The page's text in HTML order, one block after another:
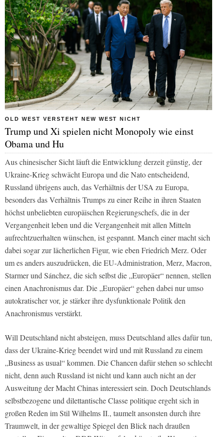
OLD WEST VERSTEHT NEW WEST NICHT
Trump und Xi spielen nicht Monopoly wie einst
Obama und Hu
Aus chinesischer Sicht läuft die Entwicklung derzeit günstig, der
Ukraine-Krieg schwächt Europa und die Nato entscheidend,
Russland übrigens auch, das Verhältnis der USA zu Europa,
besonders das Verhältnis Trumps zu einer Reihe in ihren Staaten
höchst unbeliebten europäischen Regierungschefs, die in der
Vergangenheit leben und die Vergangenheit mit allen Mitteln
aufrechtzuerhalten wünschen, ist gespannt. Manch einer macht sich
dabei sogar zur lächerlichen Figur, wie eben Friedrich Merz. Oder
um es anders auszudrücken, die EU-Administration, Merz, Macron,
Starmer und Sánchez, die sich selbst die „Europäer“ nennen, stellen
einen Anachronismus dar. Die „Europäer“ gehen dabei nur umso
autokratischer vor, je stärker ihre dysfunktionale Politik den
Anachronismus verstärkt.
Will Deutschland nicht absteigen, muss Deutschland alles dafür tun,
dass der Ukraine-Krieg beendet wird und mit Russland zu einem
„Business as usual“ kommen. Die Chancen dafür stehen so schlecht
nicht, denn auch Russland ist nicht und kann auch nicht an der
Ausweitung der Macht Chinas interessiert sein. Doch Deutschlands
selbstbezogene und dilettantische Classe politique ergeht sich in
großen Reden im Stil Wilhelms II., taumelt ansonsten durch ihre
Traumwelt, in der gewaltige Spiegel den Blick nach draußen